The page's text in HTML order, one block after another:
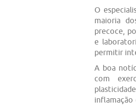
O
maioria
precoce,
e
permitir
A boa
com
inflamação